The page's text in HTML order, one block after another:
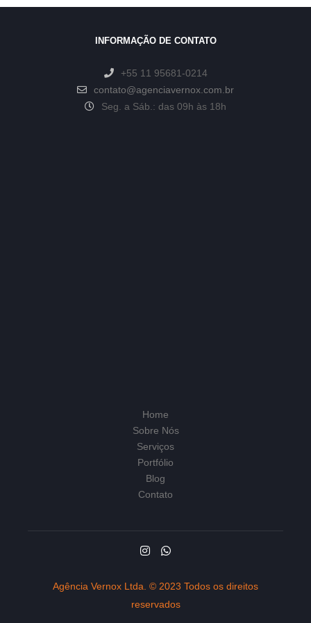
INFORMAÇÃO DE CONTATO
+55 11 95681-0214
contato@agenciavernox.com.br
Seg. a Sáb.: das 09h às 18h
Home
Sobre Nós
Serviços
Portfólio
Blog
Contato
Agência Vernox Ltda. © 2023 Todos os direitos
reservados